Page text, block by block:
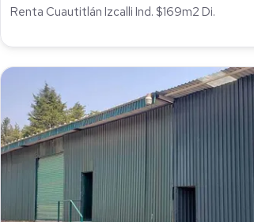
Renta Cuautitlán Izcalli Ind. $169m2 Di.